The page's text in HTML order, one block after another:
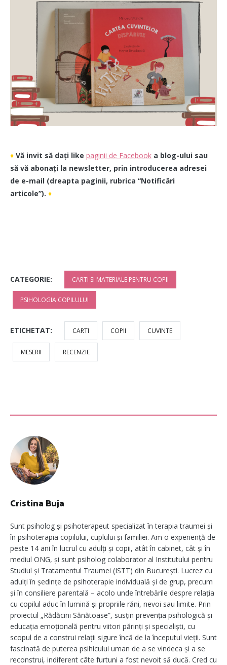
♦ Vă invit să dați like paginii de Facebook a blog-ului sau
să vă abonați la newsletter, prin introducerea adresei
de e-mail (dreapta paginii, rubrica “Notificări
articole”). ♦
CATEGORIE: CARTI SI MATERIALE PENTRU COPII
PSIHOLOGIA COPILULUI
ETICHETAT: CARTI COPII CUVINTE
MESERII RECENZIE
Cristina Buja
Sunt psiholog și psihoterapeut specializat în terapia traumei și
în psihoterapia copilului, cuplului și familiei. Am o experiență de
peste 14 ani în lucrul cu adulți și copii, atât în cabinet, cât și în
mediul ONG, și sunt psiholog colaborator al Institutului pentru
Studiul și Tratamentul Traumei (ISTT) din București. Lucrez cu
adulți în ședințe de psihoterapie individuală și de grup, precum
și în consiliere parentală – acolo unde întrebările despre relația
cu copilul aduc în lumină și propriile răni, nevoi sau limite. Prin
proiectul „Rădăcini Sănătoase”, susțin prevenția psihologică și
educația emoțională pentru viitori părinți și specialiști, cu
scopul de a construi relații sigure încă de la începutul vieții. Sunt
fascinată de puterea psihicului uman de a se vindeca și a se
reconstrui, indiferent câte furtuni a fost nevoit să ducă. Cred cu